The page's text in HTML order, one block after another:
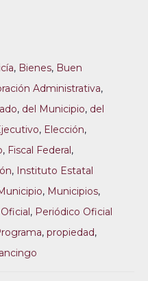
, Bienes, Buen
Administrativa,
, del Municipio, del
, Elección,
, Fiscal Federal,
, Instituto Estatal
, Municipios,
, Periódico Oficial
, propiedad,